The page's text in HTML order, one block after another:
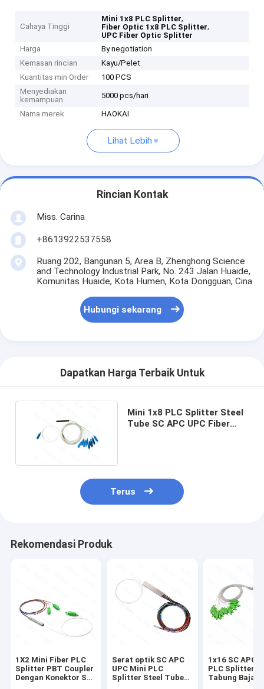
Cahaya Tinggi
Mini 1x8 PLC Splitter,
Fiber Optic 1x8 PLC Splitter,
UPC Fiber Optic Splitter
Harga
By negotiation
Kemasan rincian
Kayu/Pelet
Kuantitas min Order
100 PCS
Menyediakan
kemampuan
5000 pcs/hari
Nama merek HAOKAI
Lihat Lebih
Rincian Kontak
Miss. Carina
+8613922537558
Ruang 202, Bangunan 5, Area B, Zhenghong Science
and Technology Industrial Park, No. 243 Jalan Huaide,
Komunitas Huaide, Kota Humen, Kota Dongguan, Cina
Hubungi sekarang
Dapatkan Harga Terbaik Untuk
Mini 1x8 PLC Splitter Steel
Tube SC APC UPC Fiber
Terus
Rekomendasi Produk
1X2 Mini Fiber PLC
Splitter PBT Coupler
Dengan Konektor SC
Serat optik SC APC
UPC Mini PLC
Splitter Steel Tube
1x16 SC APC
PLC Splitter
Tabung Baja